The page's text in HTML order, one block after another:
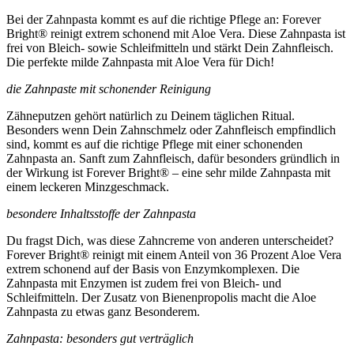
Bei der Zahnpasta kommt es auf die richtige Pflege an: Forever
Bright® reinigt extrem schonend mit Aloe Vera. Diese Zahnpasta ist
frei von Bleich- sowie Schleifmitteln und stärkt Dein Zahnfleisch.
Die perfekte milde Zahnpasta mit Aloe Vera für Dich!
die Zahnpaste mit schonender Reinigung
Zähneputzen gehört natürlich zu Deinem täglichen Ritual.
Besonders wenn Dein Zahnschmelz oder Zahnfleisch empfindlich
sind, kommt es auf die richtige Pflege mit einer schonenden
Zahnpasta an. Sanft zum Zahnfleisch, dafür besonders gründlich in
der Wirkung ist Forever Bright® – eine sehr milde Zahnpasta mit
einem leckeren Minzgeschmack.
besondere Inhaltsstoffe der Zahnpasta
Du fragst Dich, was diese Zahncreme von anderen unterscheidet?
Forever Bright® reinigt mit einem Anteil von 36 Prozent Aloe Vera
extrem schonend auf der Basis von Enzymkomplexen. Die
Zahnpasta mit Enzymen ist zudem frei von Bleich- und
Schleifmitteln. Der Zusatz von Bienenpropolis macht die Aloe
Zahnpasta zu etwas ganz Besonderem.
Zahnpasta: besonders gut verträglich